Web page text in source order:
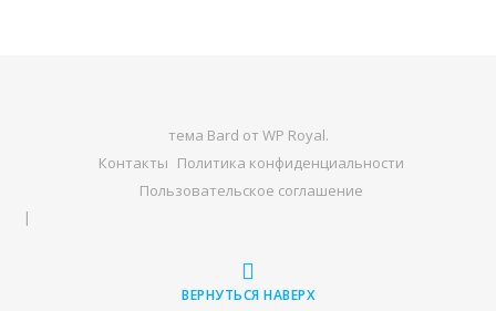
тема Bard от WP Royal.
Контакты Политика конфиденциальности
Пользовательское соглашение
ВЕРНУТЬСЯ НАВЕРХ